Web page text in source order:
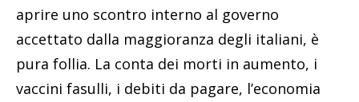
aprire uno scontro interno al governo
accettato dalla maggioranza degli italiani, è
pura follia. La conta dei morti in aumento, i
vaccini fasulli, i debiti da pagare, l’economia